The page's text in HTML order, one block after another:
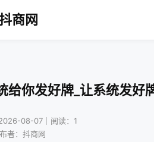
商网
给你发好牌_让系统发好
08-07｜阅读：1
者：抖商网